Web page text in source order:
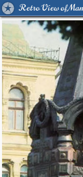
Retro View of